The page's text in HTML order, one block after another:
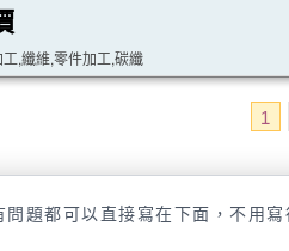
,纖維,零件加工,碳纖
1
問題都可以直接寫在下面，不用